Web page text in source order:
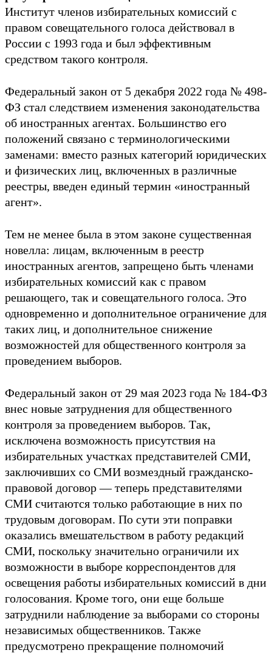
Институт членов избирательных комиссий с
правом совещательного голоса действовал в
России с 1993 года и был эффективным
средством такого контроля.
Федеральный закон от 5 декабря 2022 года № 498-
ФЗ стал следствием изменения законодательства
об иностранных агентах. Большинство его
положений связано с терминологическими
заменами: вместо разных категорий юридических
и физических лиц, включенных в различные
реестры, введен единый термин «иностранный
агент».
Тем не менее была в этом законе существенная
новелла: лицам, включенным в реестр
иностранных агентов, запрещено быть членами
избирательных комиссий как с правом
решающего, так и совещательного голоса. Это
одновременно и дополнительное ограничение для
таких лиц, и дополнительное снижение
возможностей для общественного контроля за
проведением выборов.
Федеральный закон от 29 мая 2023 года № 184-ФЗ
внес новые затруднения для общественного
контроля за проведением выборов. Так,
исключена возможность присутствия на
избирательных участках представителей СМИ,
заключивших со СМИ возмездный гражданско-
правовой договор — теперь представителями
СМИ считаются только работающие в них по
трудовым договорам. По сути эти поправки
оказались вмешательством в работу редакций
СМИ, поскольку значительно ограничили их
возможности в выборе корреспондентов для
освещения работы избирательных комиссий в дни
голосования. Кроме того, они еще больше
затруднили наблюдение за выборами со стороны
независимых общественников. Также
предусмотрено прекращение полномочий